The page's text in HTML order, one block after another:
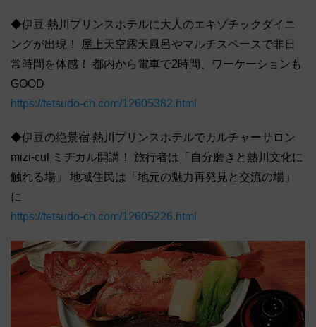
◆伊豆 熱川プリンスホテルに大人のエキゾチックダイニ
ングが出現！ 屋上天空露天風呂やマルチスペースで非日
常時間を体感！ 都内から電車で2時間、ワーケーションも
GOOD
https://tetsudo-ch.com/12605382.html
◆伊豆の絶景宿 熱川プリンスホテルでカルチャーサロン
mizi-cul ミヂカル開講！ 旅行者は「自分磨きと熱川文化に
触れる場」 地域住民は「地元の魅力再発見と交流の場」
に
https://tetsudo-ch.com/12605226.html